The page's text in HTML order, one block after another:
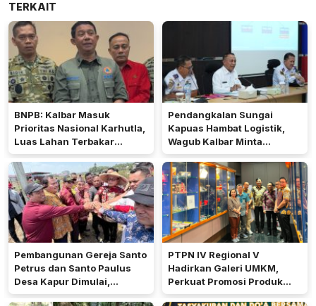
TERKAIT
BNPB: Kalbar Masuk
Prioritas Nasional Karhutla,
Luas Lahan Terbakar
Peringkat Keempat
Pendangkalan Sungai
Kapuas Hambat Logistik,
Wagub Kalbar Minta
Pengerukan Diprioritaskan
Pembangunan Gereja Santo
Petrus dan Santo Paulus
Desa Kapur Dimulai,
Pemkab Kubu Raya Siapkan
PTPN IV Regional V
Hadirkan Galeri UMKM,
Perkuat Promosi Produk
Mitra Binaan Melalui Inovasi